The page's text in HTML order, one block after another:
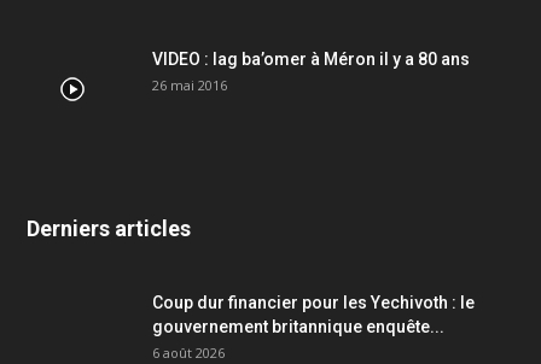
VIDEO : lag ba’omer à Méron il y a 80 ans
26 mai 2016
Derniers articles
Coup dur financier pour les Yechivoth : le
gouvernement britannique enquête...
6 août 2026